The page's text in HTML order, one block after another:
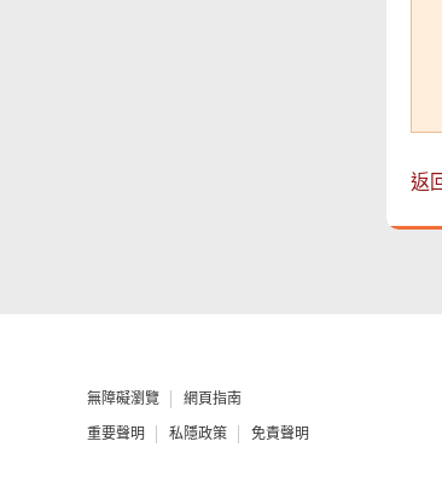
返
無障礙瀏覽 網頁指南
重要聲明 私隱政策 免責聲明